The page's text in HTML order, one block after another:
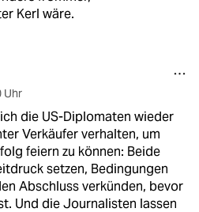
Kerl wäre.
Uhr
die US-Diplomaten wieder
Verkäufer verhalten, um
feiern zu können: Beide
setzen, Bedingungen
Abschluss verkünden, bevor
Und die Journalisten lassen